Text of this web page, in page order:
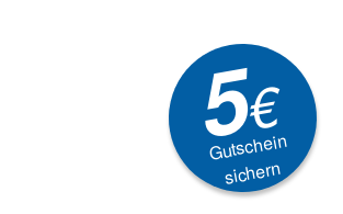
5€
Gutschein
sichern